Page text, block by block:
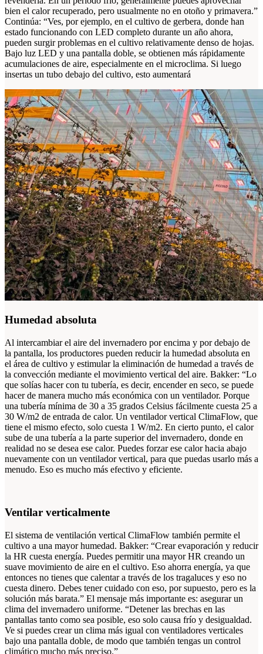
bien el calor recuperado, pero usualmente no en otoño y primavera.”
Continúa: “Ves, por ejemplo, en el cultivo de gerbera, donde han
estado funcionando con LED completo durante un año ahora,
pueden surgir problemas en el cultivo relativamente denso de hojas.
Bajo luz LED y una pantalla doble, se obtienen más rápidamente
acumulaciones de aire, especialmente en el microclima. Si luego
insertas un tubo debajo del cultivo, esto aumentará
Humedad absoluta
Al intercambiar el aire del invernadero por encima y por debajo de
la pantalla, los productores pueden reducir la humedad absoluta en
el área de cultivo y estimular la eliminación de humedad a través de
la convección mediante el movimiento vertical del aire. Bakker: “Lo
que solías hacer con tu tubería, es decir, encender en seco, se puede
hacer de manera mucho más económica con un ventilador. Porque
una tubería mínima de 30 a 35 grados Celsius fácilmente cuesta 25 a
30 W/m2 de entrada de calor. Un ventilador vertical ClimaFlow, que
tiene el mismo efecto, solo cuesta 1 W/m2. En cierto punto, el calor
sube de una tubería a la parte superior del invernadero, donde en
realidad no se desea ese calor. Puedes forzar ese calor hacia abajo
nuevamente con un ventilador vertical, para que puedas usarlo más a
menudo. Eso es mucho más efectivo y eficiente.
Ventilar verticalmente
El sistema de ventilación vertical ClimaFlow también permite el
cultivo a una mayor humedad. Bakker: “Crear evaporación y reducir
la HR cuesta energía. Puedes permitir una mayor HR creando un
suave movimiento de aire en el cultivo. Eso ahorra energía, ya que
entonces no tienes que calentar a través de los tragaluces y eso no
cuesta dinero. Debes tener cuidado con eso, por supuesto, pero es la
solución más barata.” El mensaje más importante es: asegurar un
clima del invernadero uniforme. “Detener las brechas en las
pantallas tanto como sea posible, eso solo causa frío y desigualdad.
Ve si puedes crear un clima más igual con ventiladores verticales
bajo una pantalla doble, de modo que también tengas un control
climático mucho más preciso.”